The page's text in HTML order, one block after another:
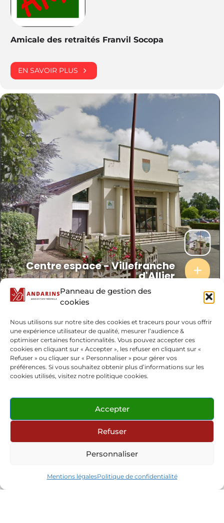
Panneau de gestion des
cookies
Nous utilisons sur notre site des cookies et traceurs pour vous offrir
une expérience utilisateur de qualité, mesurer l’audience &
optimiser certaines fonctionnalités. Vous pouvez accepter ces
cookies en cliquant sur « Accepter », les refuser en cliquant sur «
Refuser » ou cliquer sur « Personnaliser » pour gérer vos
préférences. Si vous souhaitez obtenir plus d’informations sur les
cookies utilisés, visitez notre politique cookies.
Accepter
Refuser
Personnaliser
Mentions légalesPolitique de confidentialité
Amicale des retraités Franvil Socopa
EN SAVOIR PLUS
Centre espace - Villefranche
d'Allier
Centre espace - Villefranche d'Allier
Rue des Fossés ( Villefranche-d'Allier 03430 )
AUTRES ÉVÉNEMENTS
Obtenir un itinéraire
Adresse - Ma femme est folle ! [MIhI1wjBf]
Adresse de destination - Ma femme est folle !
Partager cet événement :